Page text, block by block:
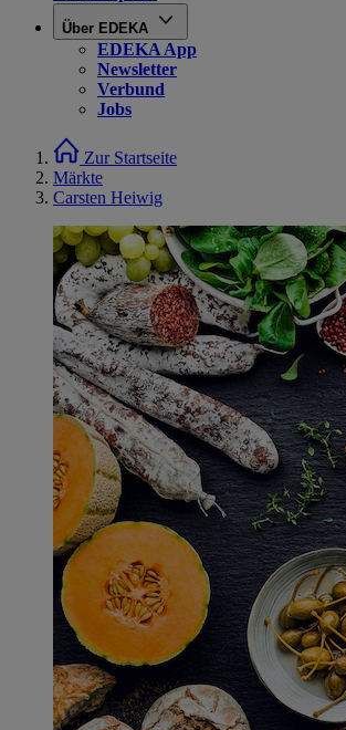
Über EDEKA
EDEKA App
Newsletter
Verbund
Jobs
Zur Startseite
Märkte
Carsten Heiwig